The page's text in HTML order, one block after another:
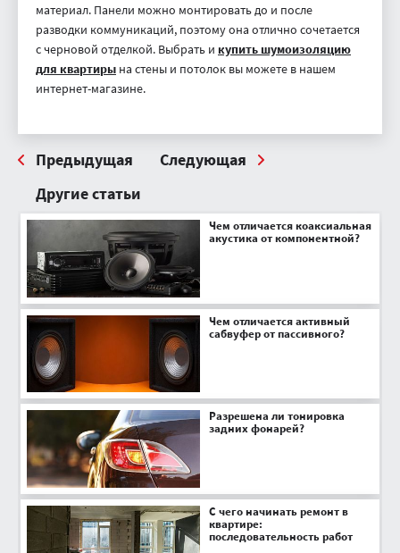
материал. Панели можно монтировать до и после
разводки коммуникаций, поэтому она отлично сочетается
с черновой отделкой. Выбрать и купить шумоизоляцию
для квартиры на стены и потолок вы можете в нашем
интернет-магазине.
Предыдущая
Следующая
Другие статьи
Чем отличается коаксиальная
акустика от компонентной?
Чем отличается активный
сабвуфер от пассивного?
Разрешена ли тонировка
задних фонарей?
С чего начинать ремонт в
квартире:
последовательность работ